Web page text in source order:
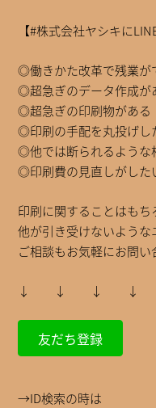
【#株式会社ヤシキに
◎働きかた改革で残業が
◎超急ぎのデータ作成が
◎超急ぎの印刷物がある
◎印刷の手配を丸投げし
◎他では断られるような
◎印刷費の見直しがした
印刷に関することはもち
他が引き受けないような
ご相談もお気軽にお問
↓ ↓ ↓
友だち登録
→ID検索の時は